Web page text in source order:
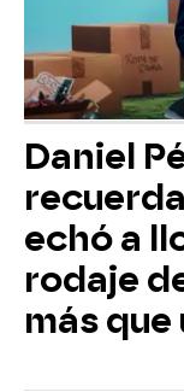
Daniel
echó a
rodaje
más que